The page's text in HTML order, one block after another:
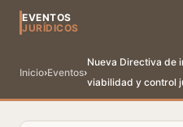
EVENTOS
JURÍDICOS
Inicio›Eventos›
Nueva Directiva de
viabilidad y control